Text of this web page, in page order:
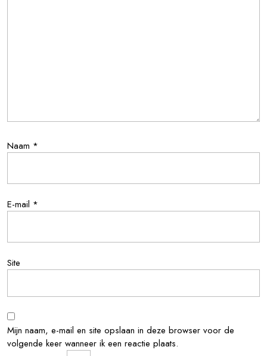
Naam *
E-mail *
Site
Mijn naam, e-mail en site opslaan in deze browser voor de
volgende keer wanneer ik een reactie plaats.